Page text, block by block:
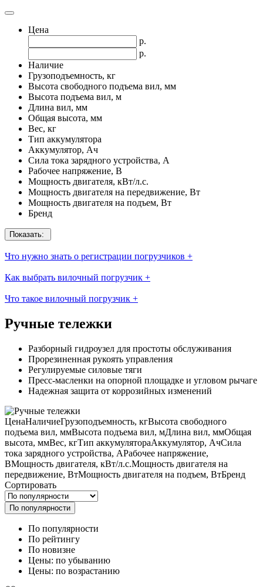
Цена
р.
р.
Наличие
Грузоподъемность, кг
Высота свободного подъема вил, мм
Высота подъема вил, м
Длина вил, мм
Общая высота, мм
Вес, кг
Тип аккумулятора
Аккумулятор, Ач
Сила тока зарядного устройства, А
Рабочее напряжение, В
Мощность двигателя, кВт/л.с.
Мощность двигателя на передвижение, Вт
Мощность двигателя на подъем, Вт
Бренд
Показать:
Что нужно знать о регистрации погрузчиков +
Как выбрать вилочный погрузчик +
Что такое вилочный погрузчик +
Ручные тележки
Разборный гидроузел для простоты обслуживания
Прорезиненная рукоять управления
Регулируемые силовые тяги
Пресс-масленки на опорной площадке и угловом рычаге
Надежная защита от коррозийных изменений
ЦенаНаличиеГрузоподъемность, кгВысота свободного
подъема вил, ммВысота подъема вил, мДлина вил, ммОбщая
высота, ммВес, кгТип аккумулятораАккумулятор, АчСила
тока зарядного устройства, АРабочее напряжение,
ВМощность двигателя, кВт/л.с.Мощность двигателя на
передвижение, ВтМощность двигателя на подъем, ВтБренд
Сортировать
По популярности
По популярности
По рейтингу
По новизне
Цены: по убыванию
Цены: по возрастанию